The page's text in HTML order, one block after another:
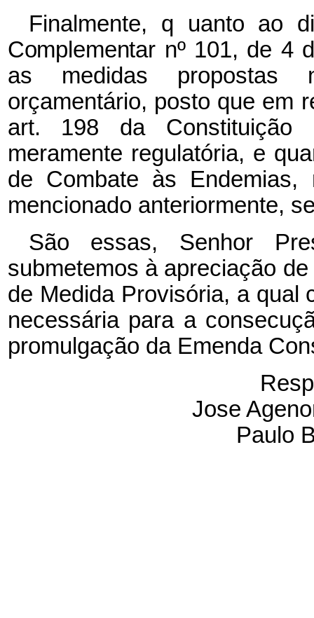
Finalmente, q uanto ao
Complementar nº 101, de 4
as medidas propostas
orçamentário, posto que em
art. 198 da Constituição
meramente regulatória, e
de Combate às
mencionado anteriormente,
São essas, Senhor
submetemos à apreciação
de Medida Provisória, a qual
necessária para a
promulgação da Emenda
Jose
Paulo